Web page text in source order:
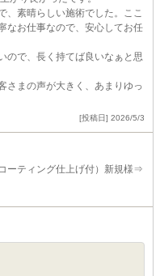
、素晴らしい施術でした。ここ
なお仕事なので、安心してお任
ので、長く持てば良いなぁと思
さまの声が大きく、あまりゆっ
[投稿日] 2026/5/3
ーティング仕上げ付）新規様⇒